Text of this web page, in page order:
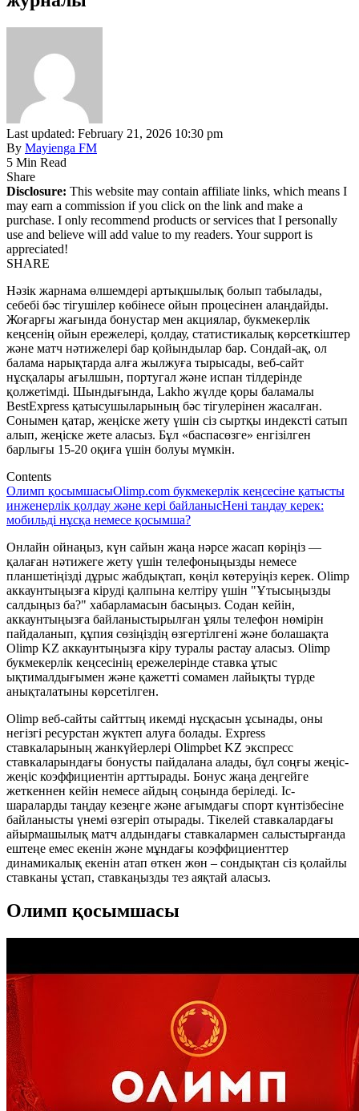
Last updated: February 21, 2026 10:30 pm
By Mayienga FM
5 Min Read
Share
Disclosure: This website may contain affiliate links, which means I
may earn a commission if you click on the link and make a
purchase. I only recommend products or services that I personally
use and believe will add value to my readers. Your support is
appreciated!
SHARE
Нәзік жарнама өлшемдері артықшылық болып табылады,
себебі бәс тігушілер көбінесе ойын процесінен алаңдайды.
Жоғарғы жағында бонустар мен акциялар, букмекерлік
кеңсенің ойын ережелері, қолдау, статистикалық көрсеткіштер
және матч нәтижелері бар қойындылар бар. Сондай-ақ, ол
балама нарықтарда алға жылжуға тырысады, веб-сайт
нұсқалары ағылшын, португал және испан тілдерінде
қолжетімді. Шындығында, Lakho жүлде қоры баламалы
BestExpress қатысушыларының бәс тігулерінен жасалған.
Сонымен қатар, жеңіске жету үшін сіз сыртқы индексті сатып
алып, жеңіске жете аласыз. Бұл «баспасөзге» енгізілген
барлығы 15-20 оқиға үшін болуы мүмкін.
Contents
Олимп қосымшасыOlimp.com букмекерлік кеңсесіне қатысты
инженерлік қолдау және кері байланысНені таңдау керек:
мобильді нұсқа немесе қосымша?
Онлайн ойнаңыз, күн сайын жаңа нәрсе жасап көріңіз —
қалаған нәтижеге жету үшін телефоныңызды немесе
планшетіңізді дұрыс жабдықтап, көңіл көтеруіңіз керек. Olimp
аккаунтыңызға кіруді қалпына келтіру үшін "Ұтысыңызды
салдыңыз ба?" хабарламасын басыңыз. Содан кейін,
аккаунтыңызға байланыстырылған ұялы телефон нөмірін
пайдаланып, құпия сөзіңіздің өзгертілгені және болашақта
Olimp KZ аккаунтыңызға кіру туралы растау аласыз. Olimp
букмекерлік кеңсесінің ережелерінде ставка ұтыс
ықтималдығымен және қажетті сомамен лайықты түрде
анықталатыны көрсетілген.
Olimp веб-сайты сайттың икемді нұсқасын ұсынады, оны
негізгі ресурстан жүктеп алуға болады. Express
ставкаларының жанкүйерлері Olimpbet KZ экспресс
ставкаларындағы бонусты пайдалана алады, бұл соңғы жеңіс-
жеңіс коэффициентін арттырады. Бонус жаңа деңгейге
жеткеннен кейін немесе айдың соңында беріледі. Іс-
шараларды таңдау кезеңге және ағымдағы спорт күнтізбесіне
байланысты үнемі өзгеріп отырады. Тікелей ставкалардағы
айырмашылық матч алдындағы ставкалармен салыстырғанда
ештеңе емес екенін және мұндағы коэффициенттер
динамикалық екенін атап өткен жөн – сондықтан сіз қолайлы
ставканы ұстап, ставкаңызды тез аяқтай аласыз.
Олимп қосымшасы